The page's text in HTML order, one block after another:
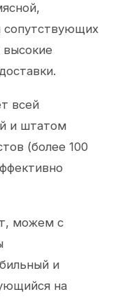
сопутствующих
всей
и штатом
(более 100
можем с
и
на